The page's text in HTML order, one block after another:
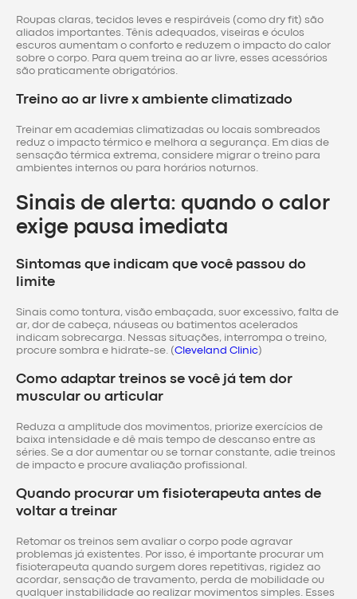
Roupas claras, tecidos leves e respiráveis (como dry fit) são
aliados importantes. Tênis adequados, viseiras e óculos
escuros aumentam o conforto e reduzem o impacto do calor
sobre o corpo. Para quem treina ao ar livre, esses acessórios
são praticamente obrigatórios.
Treino ao ar livre x ambiente climatizado
Treinar em academias climatizadas ou locais sombreados
reduz o impacto térmico e melhora a segurança. Em dias de
sensação térmica extrema, considere migrar o treino para
ambientes internos ou para horários noturnos.
Sinais de alerta: quando o calor
exige pausa imediata
Sintomas que indicam que você passou do
limite
Sinais como tontura, visão embaçada, suor excessivo, falta de
ar, dor de cabeça, náuseas ou batimentos acelerados
indicam sobrecarga. Nessas situações, interrompa o treino,
procure sombra e hidrate-se. (Cleveland Clinic)
Como adaptar treinos se você já tem dor
muscular ou articular
Reduza a amplitude dos movimentos, priorize exercícios de
baixa intensidade e dê mais tempo de descanso entre as
séries. Se a dor aumentar ou se tornar constante, adie treinos
de impacto e procure avaliação profissional.
Quando procurar um fisioterapeuta antes de
voltar a treinar
Retomar os treinos sem avaliar o corpo pode agravar
problemas já existentes. Por isso, é importante procurar um
fisioterapeuta quando surgem dores repetitivas, rigidez ao
acordar, sensação de travamento, perda de mobilidade ou
qualquer instabilidade ao realizar movimentos simples. Esses